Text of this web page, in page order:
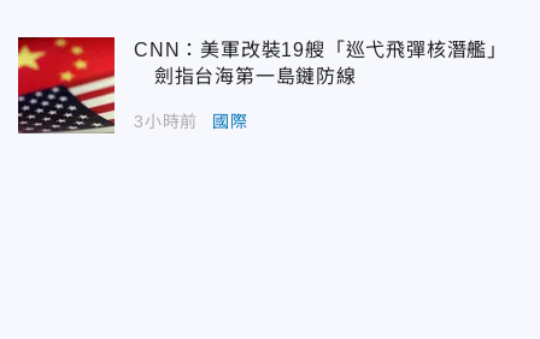
CNN：美軍改裝19艘「巡弋飛彈核潛艦」
劍指台海第一島鏈防線
3小時前 國際